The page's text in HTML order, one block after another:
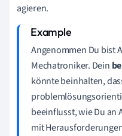
agieren.
Angenommen Du bist
Mechatroniker. Dein
könnte beinhalten,
beeinflusst, wie Du an
mit